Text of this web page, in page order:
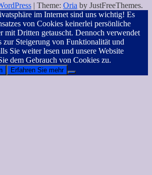
| Theme: Oria by JustFreeThemes.
im Internet sind uns wichtig! Es
von Cookies keinerlei persönliche
mit Dritten getauscht. Dennoch verwendet
zur Steigerung von Funktionalität und
Sie weiter lesen und unsere Website
dem Gebrauch von Cookies zu.
Erfahren Sie mehr